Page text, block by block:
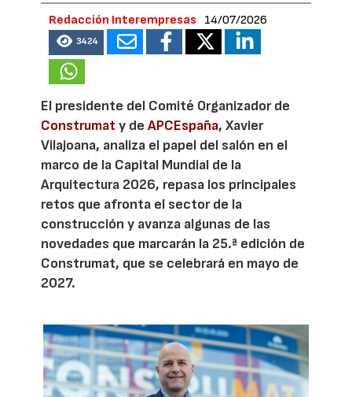
Redacción Interempresas 14/07/2026
3424
El presidente del Comité Organizador de
Construmaty deAPCEspaña, Xavier
Vilajoana, analiza el papel del salón en el
marco de la Capital Mundial de la
Arquitectura 2026, repasa los principales
retos que afronta el sector de la
construcción y avanza algunas de las
novedades que marcarán la 25.ª edición de
Construmat, que se celebrará en mayo de
2027.